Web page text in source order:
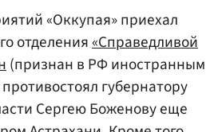
«Оккупая» приехал
отделения«Справедливой
(признан в РФ иностранным
губернатору
Сергею Боженову еще